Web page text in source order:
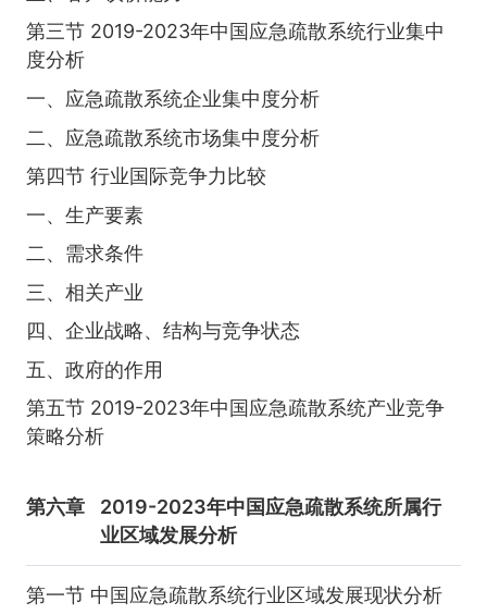
第三节 2019-2023年中国应急疏散系统行业集中
度分析
一、应急疏散系统企业集中度分析
二、应急疏散系统市场集中度分析
第四节 行业国际竞争力比较
一、生产要素
二、需求条件
三、相关产业
四、企业战略、结构与竞争状态
五、政府的作用
第五节 2019-2023年中国应急疏散系统产业竞争
策略分析
第六章
2019-2023年中国应急疏散系统所属行
业区域发展分析
第一节 中国应急疏散系统行业区域发展现状分析